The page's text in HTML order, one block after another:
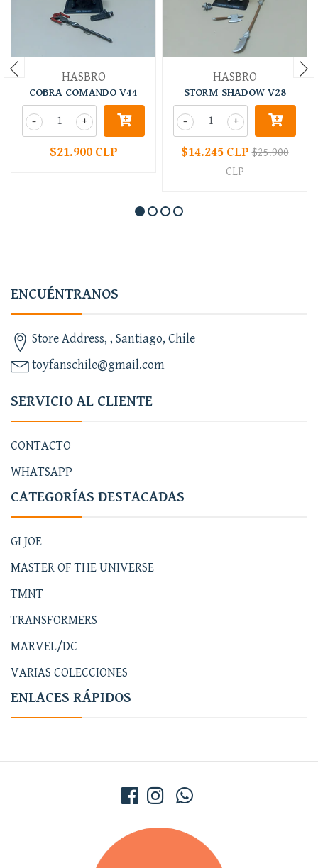
HASBRO
COBRA COMANDO V44
+
-
$21.900 CLP
HASBRO
STORM SHADOW V28
+
-
$14.245 CLP$25.900
CLP
ENCUÉNTRANOS
Store Address, , Santiago, Chile
toyfanschile@gmail.com
SERVICIO AL CLIENTE
CONTACTO
WHATSAPP
CATEGORÍAS DESTACADAS
GI JOE
MASTER OF THE UNIVERSE
TMNT
TRANSFORMERS
MARVEL/DC
VARIAS COLECCIONES
ENLACES RÁPIDOS